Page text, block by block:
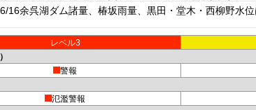
余呉湖ダム諸量、椿坂雨量、黒田・堂木・西柳野水位
レベル3
警報
氾濫警報